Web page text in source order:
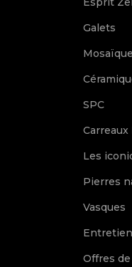
Galets
SPC
Les
Pierres
Vasques
Entretien
Offres